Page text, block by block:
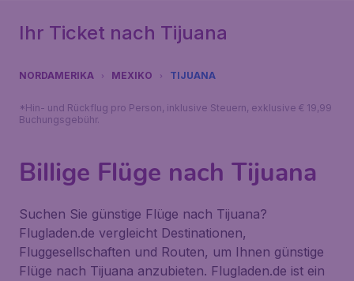
Ihr Ticket nach Tijuana
NORDAMERIKA MEXIKO TIJUANA
*Hin- und Rückflug pro Person, inklusive Steuern, exklusive € 19,99
Buchungsgebühr.
Billige Flüge nach Tijuana
Suchen Sie günstige Flüge nach Tijuana?
Flugladen.de vergleicht Destinationen,
Fluggesellschaften und Routen, um Ihnen günstige
Flüge nach Tijuana anzubieten. Flugladen.de ist ein